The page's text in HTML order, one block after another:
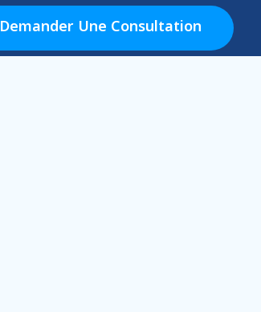
Demander Une Consultation